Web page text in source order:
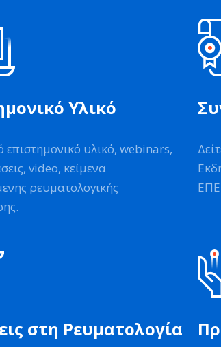
Υλικό
επιστημονικό υλικό, webinars,
video, κείμενα
ρευματολογικής
στη Ρευματολογία